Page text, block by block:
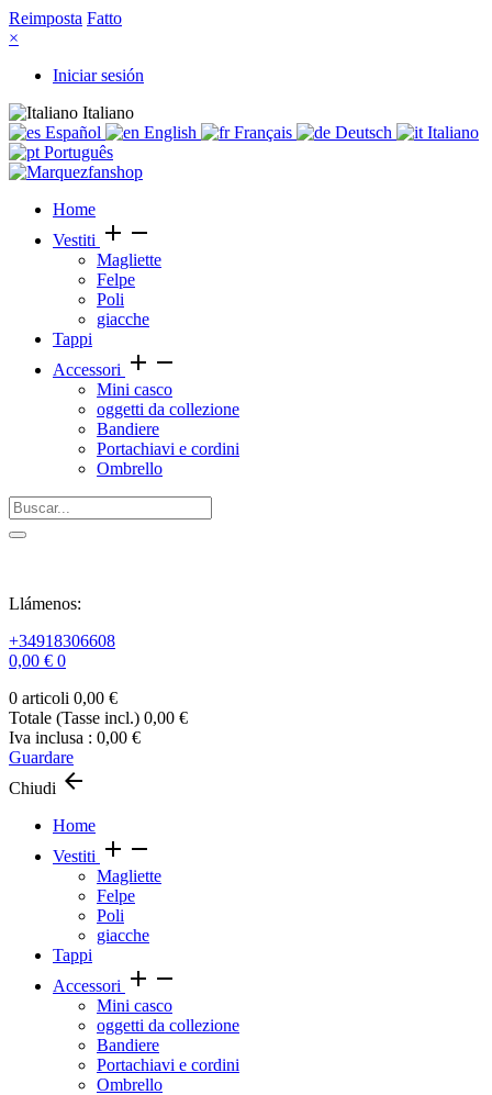
Reimposta Fatto
×
Iniciar sesión
Italiano
Español
English Français Deutsch
Italiano
Português
Home
Vestiti add remove
Magliette
Felpe
Poli
giacche
Tappi
Accessori add remove
Mini casco
oggetti da collezione
Bandiere
Portachiavi e cordini
Ombrello
Llámenos:
+34918306608
0,00 € 0
0 articoli 0,00 €
Totale (Tasse incl.) 0,00 €
Iva inclusa : 0,00 €
Guardare
Chiudi arrow_back
Home
Vestiti add remove
Magliette
Felpe
Poli
giacche
Tappi
Accessori add remove
Mini casco
oggetti da collezione
Bandiere
Portachiavi e cordini
Ombrello